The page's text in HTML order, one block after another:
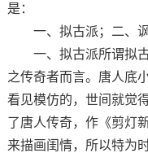
是：
一、拟古派；二、讽
一、拟古派所谓拟古
之传奇者而言。唐人底
看见模仿的，世间就觉
了唐人传奇，作《剪灯
来描画闺情，所以特为